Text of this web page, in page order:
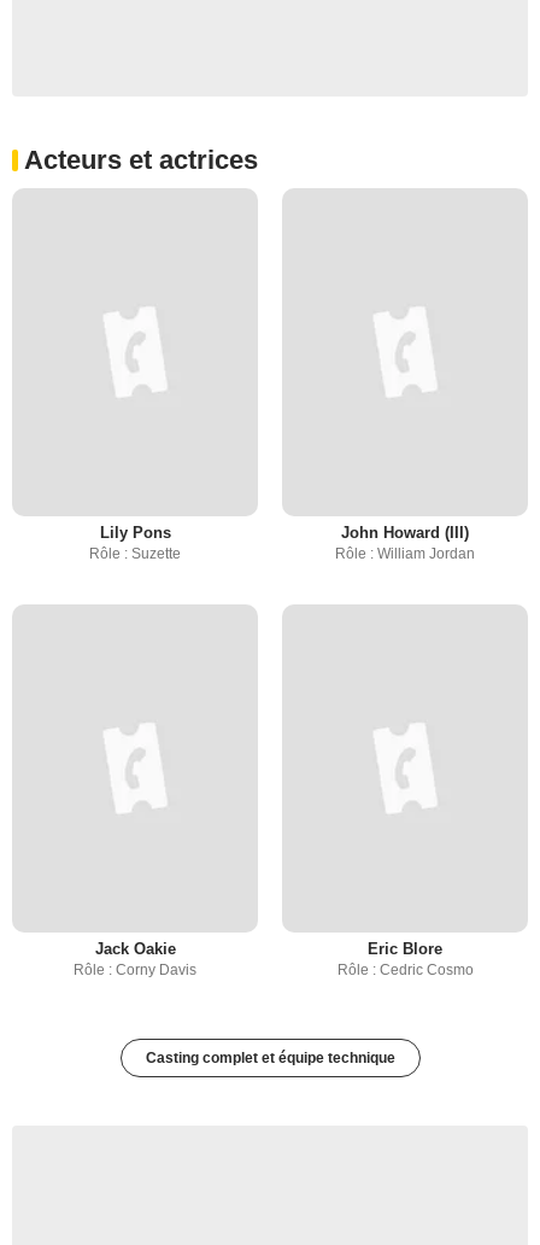
Acteurs et actrices
Lily Pons
Rôle : Suzette
John Howard (III)
Rôle : William Jordan
Jack Oakie
Rôle : Corny Davis
Eric Blore
Rôle : Cedric Cosmo
Casting complet et équipe technique